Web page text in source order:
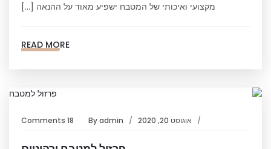
מקצועי ואיכותי של המטבח ישפיע מאוד על ההנאה […]
READ MORE
אוגוסט 20, 2020 Byadmin
18 Comments